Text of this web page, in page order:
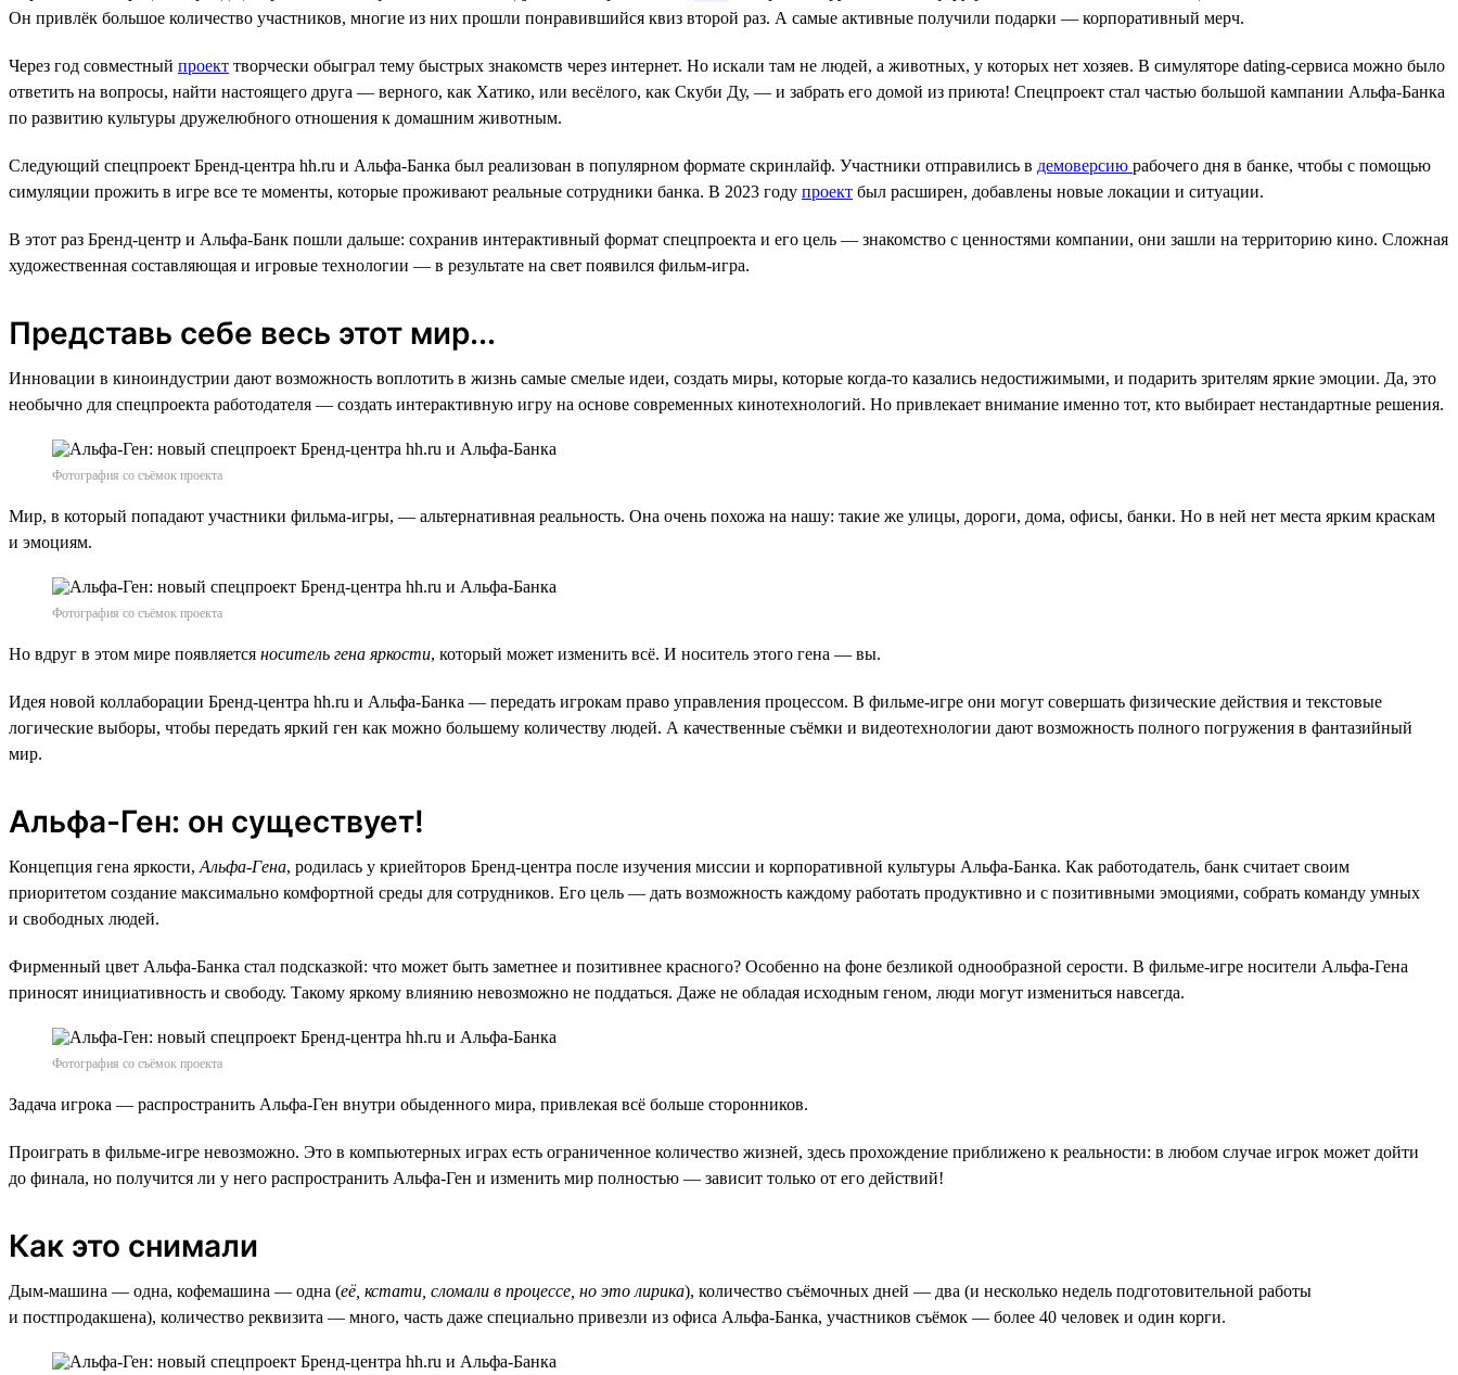
Он привлёк большое количество участников, многие из них прошли понравившийся квиз второй раз. А самые активные получили подарки — корпоративный мерч.
Через год совместный проект творчески обыграл тему быстрых знакомств через интернет. Но искали там не людей, а животных, у которых нет хозяев. В симуляторе dating-сервиса можно было
ответить на вопросы, найти настоящего друга — верного, как Хатико, или весёлого, как Скуби Ду, — и забрать его домой из приюта! Спецпроект стал частью большой кампании Альфа-Банка
по развитию культуры дружелюбного отношения к домашним животным.
Следующий спецпроект Бренд-центра hh.ru и Альфа-Банка был реализован в популярном формате скринлайф. Участники отправились в демоверсию рабочего дня в банке, чтобы с помощью
симуляции прожить в игре все те моменты, которые проживают реальные сотрудники банка. В 2023 году проект был расширен, добавлены новые локации и ситуации.
В этот раз Бренд-центр и Альфа-Банк пошли дальше: сохранив интерактивный формат спецпроекта и его цель — знакомство с ценностями компании, они зашли на территорию кино. Сложная
художественная составляющая и игровые технологии — в результате на свет появился фильм-игра.
Представь себе весь этот мир...
Инновации в киноиндустрии дают возможность воплотить в жизнь самые смелые идеи, создать миры, которые когда-то казались недостижимыми, и подарить зрителям яркие эмоции. Да, это
необычно для спецпроекта работодателя — создать интерактивную игру на основе современных кинотехнологий. Но привлекает внимание именно тот, кто выбирает нестандартные решения.
Фотография со съёмок проекта
Мир, в который попадают участники фильма-игры, — альтернативная реальность. Она очень похожа на нашу: такие же улицы, дороги, дома, офисы, банки. Но в ней нет места ярким краскам
и эмоциям.
Фотография со съёмок проекта
Но вдруг в этом мире появляется носитель гена яркости, который может изменить всё. И носитель этого гена — вы.
Идея новой коллаборации Бренд-центра hh.ru и Альфа-Банка — передать игрокам право управления процессом. В фильме-игре они могут совершать физические действия и текстовые
логические выборы, чтобы передать яркий ген как можно большему количеству людей. А качественные съёмки и видеотехнологии дают возможность полного погружения в фантазийный
мир.
Альфа-Ген: он существует!
Концепция гена яркости, Альфа-Гена, родилась у криейторов Бренд-центра после изучения миссии и корпоративной культуры Альфа-Банка. Как работодатель, банк считает своим
приоритетом создание максимально комфортной среды для сотрудников. Его цель — дать возможность каждому работать продуктивно и с позитивными эмоциями, собрать команду умных
и свободных людей.
Фирменный цвет Альфа-Банка стал подсказкой: что может быть заметнее и позитивнее красного? Особенно на фоне безликой однообразной серости. В фильме-игре носители Альфа-Гена
приносят инициативность и свободу. Такому яркому влиянию невозможно не поддаться. Даже не обладая исходным геном, люди могут измениться навсегда.
Фотография со съёмок проекта
Задача игрока — распространить Альфа-Ген внутри обыденного мира, привлекая всё больше сторонников.
Проиграть в фильме-игре невозможно. Это в компьютерных играх есть ограниченное количество жизней, здесь прохождение приближено к реальности: в любом случае игрок может дойти
до финала, но получится ли у него распространить Альфа-Ген и изменить мир полностью — зависит только от его действий!
Как это снимали
Дым-машина — одна, кофемашина — одна (её, кстати, сломали в процессе, но это лирика), количество съёмочных дней — два (и несколько недель подготовительной работы
и постпродакшена), количество реквизита — много, часть даже специально привезли из офиса Альфа-Банка, участников съёмок — более 40 человек и один корги.